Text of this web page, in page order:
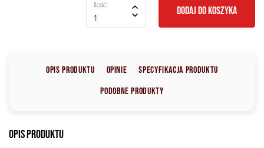
Ilość
1
DODAJ DO KOSZYKA
Opis produktu Opinie
Specyfikacja produktu
Podobne produkty
Opis produktu